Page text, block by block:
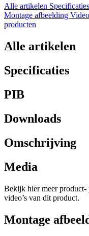
Alle artikelen Specificaties
Montage afbeelding Video
producten
Alle artikelen
Specificaties
PIB
Downloads
Omschrijving
Media
Bekijk hier meer
video’s van dit product.
Montage